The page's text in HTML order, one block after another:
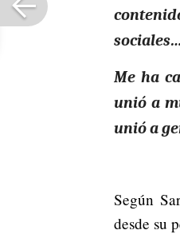
sociales…
Me ha
unió a
unió a
Según
desde su